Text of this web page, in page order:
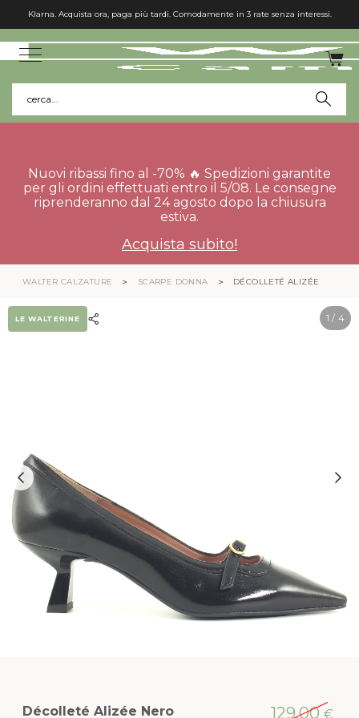
Klarna. Acquista ora, paga più tardi. Comodamente in 3 rate senza interessi.
cerca...
Nuovi ribassi fino al -70% 🔥 Spedizioni garantite
per gli ordini effettuati entro il 5/08. Le consegne
riprenderanno dal 24 agosto dopo la chiusura
estiva.
Acquista subito!
WALTER CALZATURE SCARPE DONNA DÉCOLLETÉ ALIZÉE
1 / 4
LE WALTERINE
Décolleté Alizée Nero 129,00 €